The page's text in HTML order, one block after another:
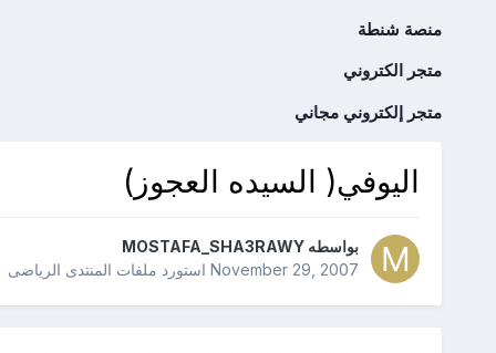
منصة شنطة
متجر الكتروني
متجر إلكتروني مجاني
اليوفي( السيده العجوز)
بواسطه MOSTAFA_SHA3RAWY
November 29, 2007استورد ملفات المنتدى الرياضى